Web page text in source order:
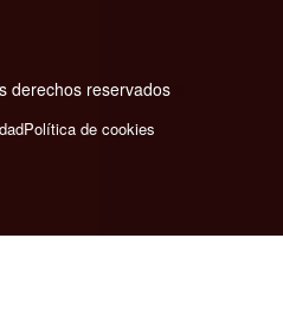
derechos reservados
Política de cookies